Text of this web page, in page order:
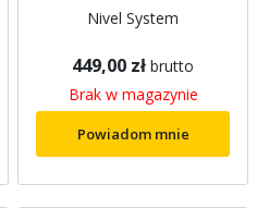
Nivel System
449,00 zł brutto
Brak w magazynie
Powiadom mnie